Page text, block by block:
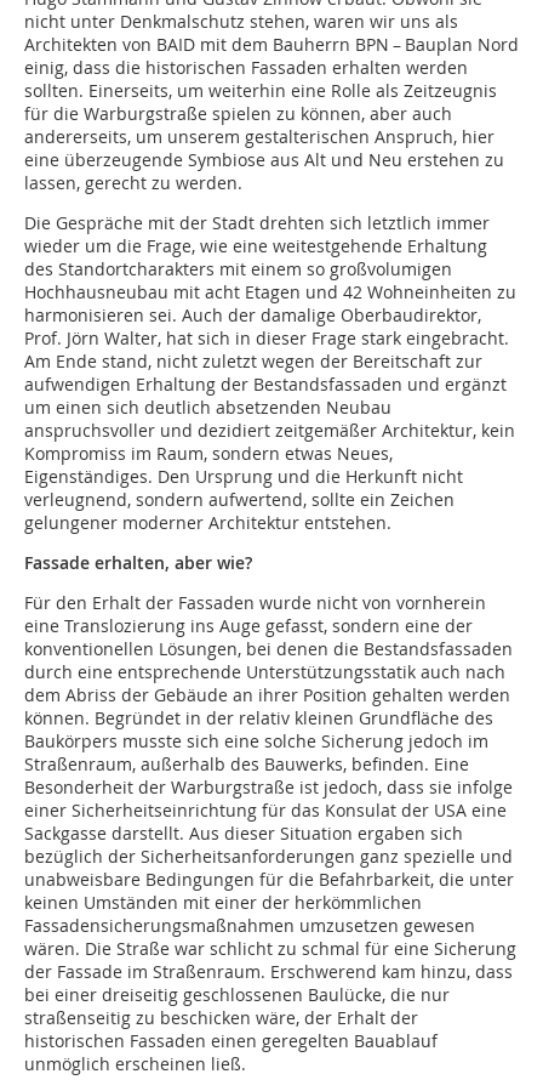
nicht unter Denkmalschutz stehen, waren wir uns als
Architekten von BAID mit dem Bauherrn BPN – Bauplan Nord
einig, dass die historischen Fassaden erhalten werden
sollten. Einerseits, um weiterhin eine Rolle als Zeitzeugnis
für die Warburgstraße spielen zu können, aber auch
andererseits, um unserem gestalterischen Anspruch, hier
eine überzeugende Symbiose aus Alt und Neu erstehen zu
lassen, gerecht zu werden.
Die Gespräche mit der Stadt drehten sich letztlich immer
wieder um die Frage, wie eine weitestgehende Erhaltung
des Standortcharakters mit einem so großvolumigen
Hochhausneubau mit acht Etagen und 42 Wohneinheiten zu
harmonisieren sei. Auch der damalige Oberbaudirektor,
Prof. Jörn Walter, hat sich in dieser Frage stark eingebracht.
Am Ende stand, nicht zuletzt wegen der Bereitschaft zur
aufwendigen Erhaltung der Bestandsfassaden und ergänzt
um einen sich deutlich absetzenden Neubau
anspruchsvoller und dezidiert zeitgemäßer Architektur, kein
Kompromiss im Raum, sondern etwas Neues,
Eigenständiges. Den Ursprung und die Herkunft nicht
verleugnend, sondern aufwertend, sollte ein Zeichen
gelungener moderner Architektur entstehen.
Fassade erhalten, aber wie?
Für den Erhalt der Fassaden wurde nicht von ­vornherein
eine Translozierung ins Auge gefasst, sondern eine der
konventionellen Lösungen, bei denen die Bestandsfassaden
durch eine entsprechende Unterstützungsstatik auch nach
dem Abriss der Gebäude an ihrer Position gehalten werden
können. Begründet in der relativ kleinen Grundfläche des
Baukörpers musste sich eine solche Sicherung jedoch im
Straßenraum, außerhalb des Bauwerks, befinden. Eine
Besonderheit der Warburgstraße ist jedoch, dass sie infolge
einer Sicherheitseinrichtung für das Konsulat der USA eine
Sackgasse darstellt. Aus dieser Situation ergaben sich
bezüglich der Sicherheitsanforderungen ganz spezielle und
unabweisbare Bedingungen für die Befahrbarkeit, die unter
keinen Umständen mit einer der herkömmlichen
Fassadensicherungsmaßnahmen umzusetzen gewesen
wären. Die Straße war schlicht zu schmal für eine Sicherung
der Fassade im Straßenraum. Erschwerend kam hinzu, dass
bei einer dreiseitig geschlossenen Baulücke, die nur
straßenseitig zu beschicken wäre, der Erhalt der
historischen Fassaden einen geregelten Bauablauf
unmöglich erscheinen ließ.